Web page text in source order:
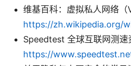
维基百科：虚拟私人网络（
https://zh.wikipedia.org/
Speedtest 全球互联网测速
https://